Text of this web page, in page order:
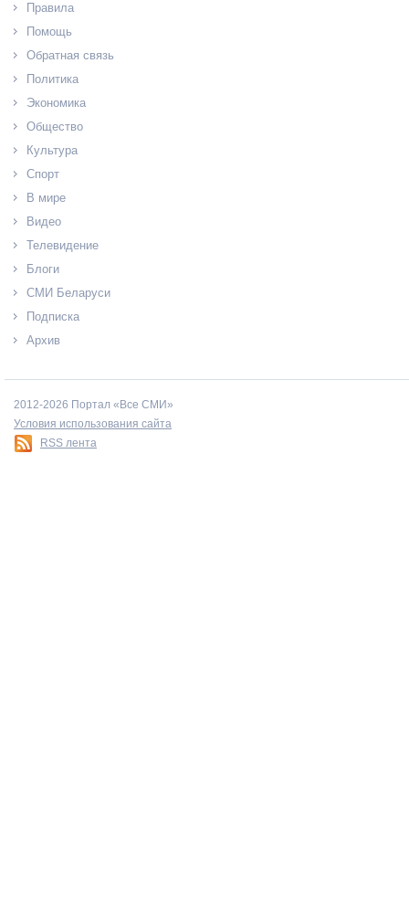
Правила
Помощь
Обратная связь
Политика
Экономика
Общество
Культура
Спорт
В мире
Видео
Телевидение
Блоги
СМИ Беларуси
Подписка
Архив
2012-2026 Портал «Все СМИ»
Условия использования сайта
RSS лента